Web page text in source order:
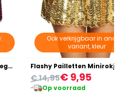
Flashy Pailletten Minirokje Regenboog
Ook verkrijgbaar in
variant, kleur
Flashy Pailletten
€ 9,95
€ 14,95
Op voorraad